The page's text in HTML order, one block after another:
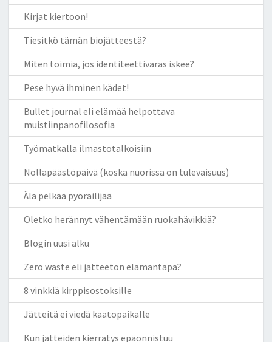
Kirjat kiertoon!
Tiesitkö tämän biojätteestä?
Miten toimia, jos identiteettivaras iskee?
Pese hyvä ihminen kädet!
Bullet journal eli elämää helpottava
muistiinpanofilosofia
Työmatkalla ilmastotalkoisiin
Nollapäästöpäivä (koska nuorissa on tulevaisuus)
Älä pelkää pyöräilijää
Oletko herännyt vähentämään ruokahävikkiä?
Blogin uusi alku
Zero waste eli jätteetön elämäntapa?
8 vinkkiä kirppisostoksille
Jätteitä ei viedä kaatopaikalle
Kun jätteiden kierrätys epäonnistuu